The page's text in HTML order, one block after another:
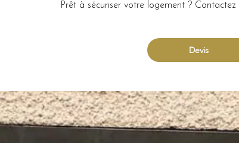
Prêt à sécuriser votre logement ? Contactez
Devis